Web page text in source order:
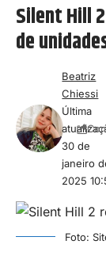
Silent Hill
de
Última
30 de
janeiro
2025
Beatriz
Chiessi
Foto: